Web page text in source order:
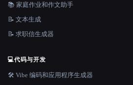
📚 家庭作业和作文助手
📝 文本生成
📝 求职信生成器
💻代码与开发
🛠️ Vibe 编码和应用程序生成器